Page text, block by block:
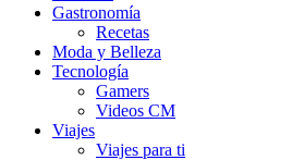
Gastronomía
Recetas
Moda y Belleza
Tecnología
Gamers
Videos CM
Viajes
Viajes para ti